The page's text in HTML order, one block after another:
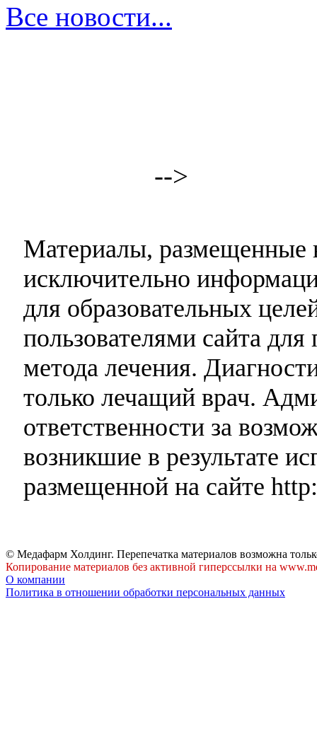
Все новости...
-->
Материалы, размещенные
исключительно
для образовательных
пользователями сайта
метода лечения.
только лечащий врач.
ответственности за
возникшие в результате
размещенной на сайте
© Медафарм Холдинг. Перепечатка материалов возможна
Копирование материалов без активной гиперссылки на
О компании
Политика в отношении обработки персональных данных